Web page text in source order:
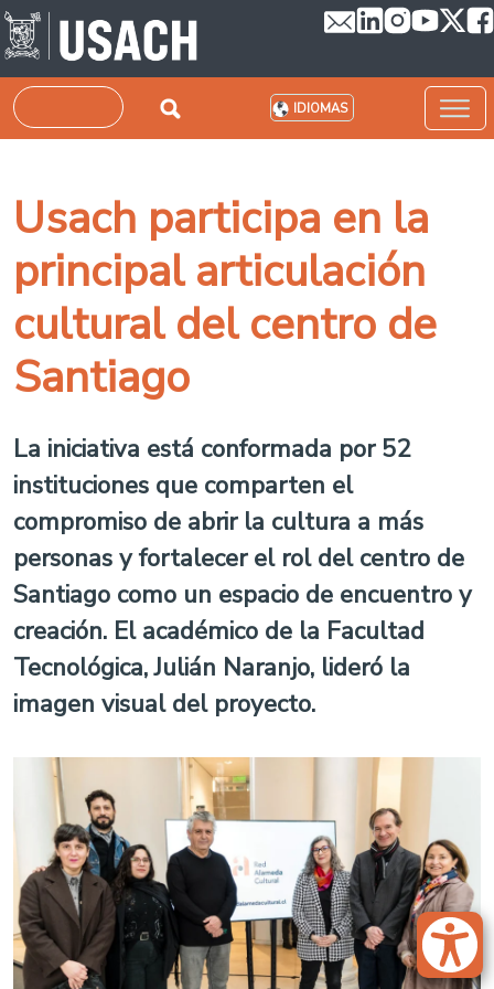
Pasar al contenido principal
Buscar IDIOMAS
Usach participa en la
principal articulación
cultural del centro de
Santiago
La iniciativa está conformada por 52
instituciones que comparten el
compromiso de abrir la cultura a más
personas y fortalecer el rol del centro de
Santiago como un espacio de encuentro y
creación. El académico de la Facultad
Tecnológica, Julián Naranjo, lideró la
imagen visual del proyecto.